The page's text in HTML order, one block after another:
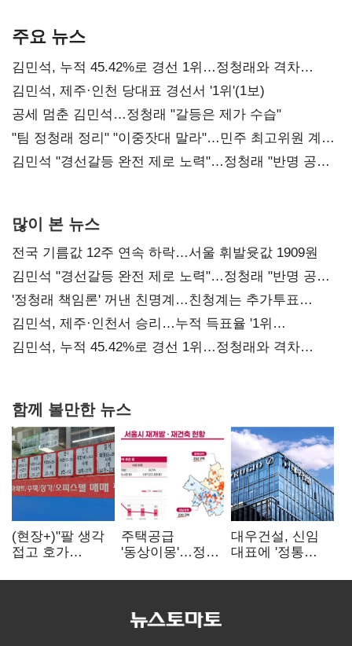
주요 뉴스
김민석, 누적 45.42%로 경선 1위…정청래와 격차
0.86%p(2보)
김민석, 제주·인천 당대표 경선서 '1위'(1보)
공세 멈춘 김민석…정청래 "갈등은 제가 수습"
"팀 정청래 정리" "이중잣대 말라"…민주 최고위원 계파
다툼 격화
김민석 "경선갈등 완전 제로 노력"…정청래 "반명 공세
많이 본 뉴스
전국 기름값 12주 연속 하락…서울 휘발윳값 1909원
김민석 "경선갈등 완전 제로 노력"…정청래 "반명 공세
사과부터"
'정청래 책임론' 꺼낸 친명계…친청계는 추가투표
때리기
김민석, 제주·인천서 승리…누적 득표율 '1위
탈환'(종합)
김민석, 누적 45.42%로 경선 1위…정청래와 격차
함께 볼만한 뉴스
(현장+)"팔 생각
접고 호가
똘똘한 한 채'
주택공급
'동상이몽'…정부
없으면 '공수표'
대우건설, 신임
대표에 '정통
부사장 내정